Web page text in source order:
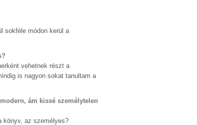
sokféle módon kerül a
vehetnek részt a
is nagyon sokat tanultam a
ám kissé személytelen
könyv, az személyes?